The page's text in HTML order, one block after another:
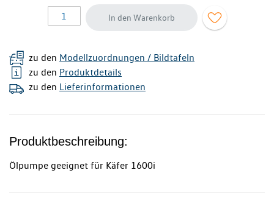
In den Warenkorb
zu den Modellzuordnungen / Bildtafeln
zu den Produktdetails
zu den Lieferinformationen
Produktbeschreibung:
Ölpumpe geeignet für Käfer 1600i